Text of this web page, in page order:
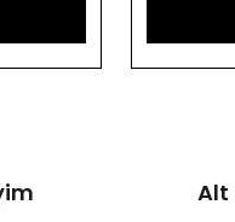
Alt